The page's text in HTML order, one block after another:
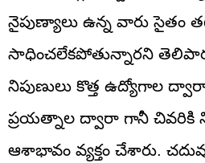
నైపుణ్యాలు ఉన్న వారు సైతం
సాధించలేకపోతున్నారని
నిపుణులు కొత్త ఉద్యోగాల
ప్రయత్నాల ద్వారా గానీ చివరికి
ఆశాభావం వ్యక్తం చేశారు.